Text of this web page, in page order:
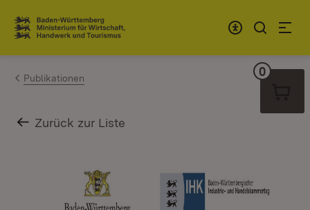
Zum Inhalt springen
Link zur Startseite
Publikationen
Zurück zur Liste
0